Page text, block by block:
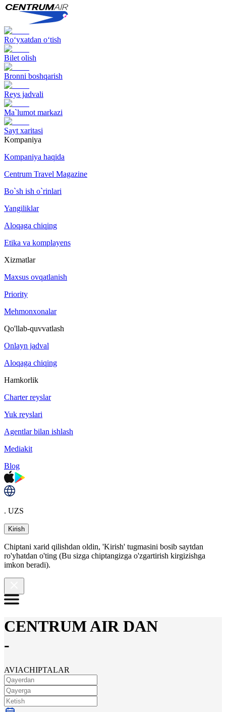
Ro‘yxatdan o‘tish
Bilet olish
Bronni boshqarish
Reys jadvali
Ma`lumot markazi
Sayt xaritasi
Kompaniya
Kompaniya haqida
Centrum Travel Magazine
Bo`sh ish o`rinlari
Yangiliklar
Aloqaga chiqing
Etika va komplayens
Xizmatlar
Maxsus ovqatlanish
Priority
Mehmonxonalar
Qo'llab-quvvatlash
Onlayn jadval
Aloqaga chiqing
Hamkorlik
Charter reyslar
Yuk reyslari
Agentlar bilan ishlash
Mediakit
Blog
. UZS
Kirish
Chiptani xarid qilishdan oldin, 'Kirish' tugmasini bosib saytdan
ro'yhatdan o'ting (Bu sizga chiptangizga o'zgartirish kirgizishga
imkon beradi).
CENTRUM AIR DAN
-
AVIACHIPTALAR